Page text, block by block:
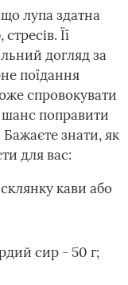
лупа здатна
Її
догляд за
поїдання
спровокувати
поправити
знати, як
для вас:
кави або
сир - 50 г;